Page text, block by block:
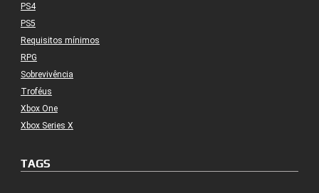
PS4
PS5
Requisitos mínimos
RPG
Sobrevivência
Troféus
Xbox One
Xbox Series X
TAGS